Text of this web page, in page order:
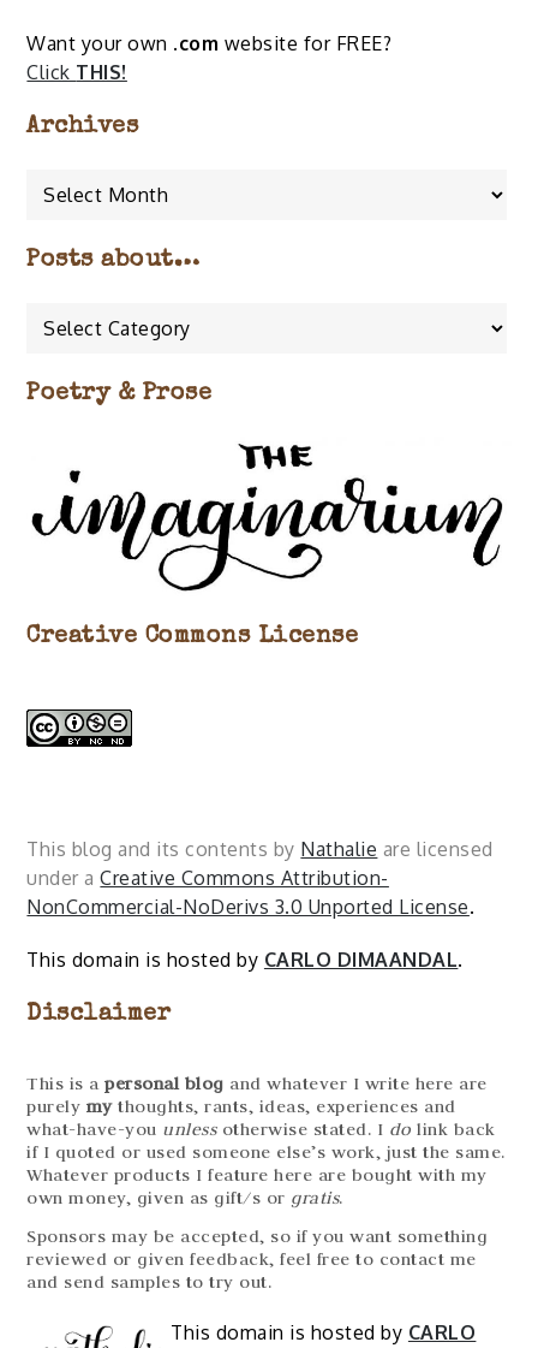
Want your own .com website for FREE?
Click THIS!
ArchivesArchives
Posts about…
Posts
Poetry & Prose
Creative Commons License
This blog and its contents by Nathalie are licensed
under a Creative Commons Attribution-
NonCommercial-NoDerivs 3.0 Unported License.
This domain is hosted by CARLO DIMAANDAL.
Disclaimer
This is apersonal blog and whatever I write here are
purely mythoughts, rants, ideas, experiences and
what-have-you unlessotherwise stated. I do link back
if I quoted or used someone else’s work, just the same.
Whatever products I feature here are bought with my
own money, given as gift/s or gratis.
Sponsors may be accepted, so if you want something
reviewed or given feedback, feel free to contact me
and send samples to try out.
This domain is hosted by CARLO